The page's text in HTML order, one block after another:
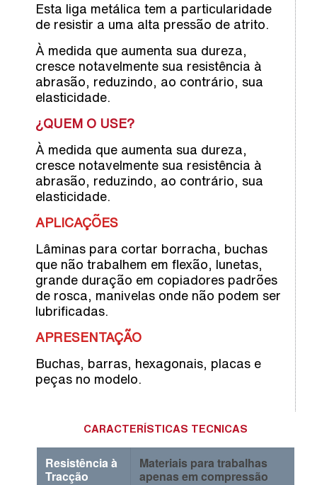
Esta liga metálica tem a particularidade
de resistir a uma alta pressão de atrito.
À medida que aumenta sua dureza,
cresce notavelmente sua resistência à
abrasão, reduzindo, ao contrário, sua
elasticidade.
¿QUEM O USE?
À medida que aumenta sua dureza,
cresce notavelmente sua resistência à
abrasão, reduzindo, ao contrário, sua
elasticidade.
APLICAÇÕES
Lâminas para cortar borracha, buchas
que não trabalhem em flexão, lunetas,
grande duração em copiadores padrões
de rosca, manivelas onde não podem ser
lubrificadas.
APRESENTAÇÃO
Buchas, barras, hexagonais, placas e
peças no modelo.
CARACTERÍSTICAS TECNICAS
Resistência à
Tracção
Materiais para trabalhas
apenas em compressão